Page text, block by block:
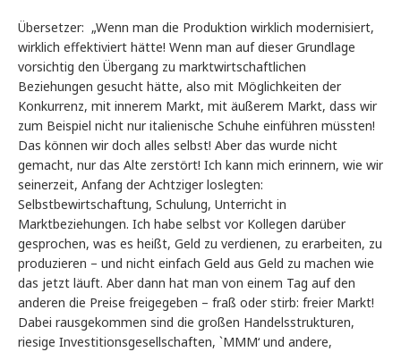
Übersetzer: „Wenn man die Produktion wirklich modernisiert,
wirklich effektiviert hätte! Wenn man auf dieser Grundlage
vorsichtig den Übergang zu marktwirtschaftlichen
Beziehungen gesucht hätte, also mit Möglichkeiten der
Konkurrenz, mit innerem Markt, mit äußerem Markt, dass wir
zum Beispiel nicht nur italienische Schuhe einführen müssten!
Das können wir doch alles selbst! Aber das wurde nicht
gemacht, nur das Alte zerstört! Ich kann mich erinnern, wie wir
seinerzeit, Anfang der Achtziger loslegten:
Selbstbewirtschaftung, Schulung, Unterricht in
Marktbeziehungen. Ich habe selbst vor Kollegen darüber
gesprochen, was es heißt, Geld zu verdienen, zu erarbeiten, zu
produzieren – und nicht einfach Geld aus Geld zu machen wie
das jetzt läuft. Aber dann hat man von einem Tag auf den
anderen die Preise freigegeben – fraß oder stirb: freier Markt!
Dabei rausgekommen sind die großen Handelsstrukturen,
riesige Investitionsgesellschaften, `MMM‘ und andere,